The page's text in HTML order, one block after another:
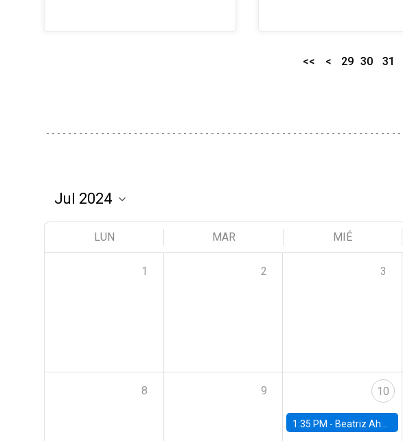
<< < 29 30 31
LUN MAR MIÉ
1 2 3
8 9 10
1:35 PM - Beatriz Ahumada, PhD candidate, Universidad de Pittsburgh